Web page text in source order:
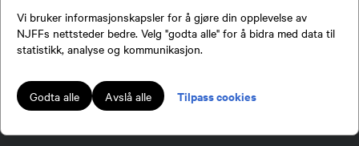
Vi bruker informasjonskapsler for å gjøre din opplevelse av
NJFFs nettsteder bedre. Velg "godta alle" for å bidra med data til
statistikk, analyse og kommunikasjon.
Godta alle Avslå alle Tilpass cookies
jegere og sportsfiskere og et av de viktigste miljøene for formidling av kunnskap om jakt og
fiske i Norge. Vi er en partipolitisk nøytral organisasjon, men har et sterkt jakt-, fiske-, og
naturpolitisk engasjement i mange saker.
Lokalforeninger tilsluttet Norges Jeger- og Fiskerforbund har ansvar for innhold de
publiserer på njff.no.